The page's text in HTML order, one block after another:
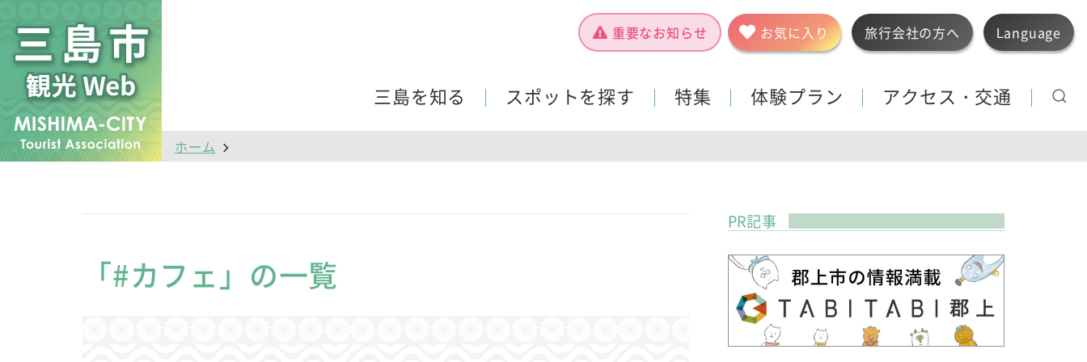
重要なお知らせ お気に入り 旅行会社の方へ Language
三島を知る スポットを探す 特集 体験プラン アクセス・交通
ホーム
「#カフェ」の一覧
PR記事